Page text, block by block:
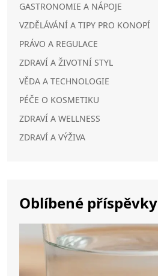
GASTRONOMIE A NÁPOJE
VZDĚLÁVÁNÍ A TIPY PRO KONOPÍ
PRÁVO A REGULACE
ZDRAVÍ A ŽIVOTNÍ STYL
VĚDA A TECHNOLOGIE
PÉČE O KOSMETIKU
ZDRAVÍ A WELLNESS
ZDRAVÍ A VÝŽIVA
Oblíbené příspěvky